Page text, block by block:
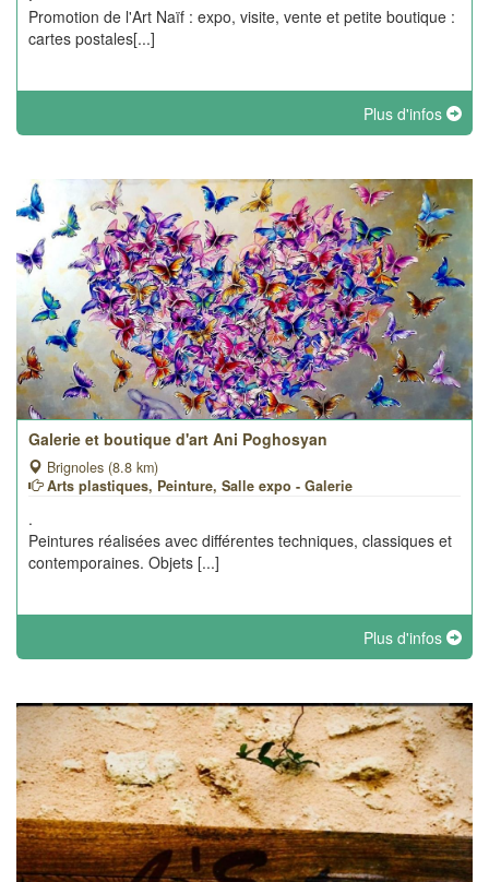
Promotion de l'Art Naïf : expo, visite, vente et petite boutique :
cartes postales[...]
Plus d'infos
Galerie et boutique d'art Ani Poghosyan
Brignoles (8.8 km)
Arts plastiques, Peinture, Salle expo - Galerie
.
Peintures réalisées avec différentes techniques, classiques et
contemporaines. Objets [...]
Plus d'infos